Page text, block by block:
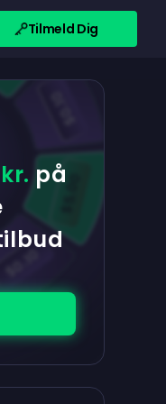
Tilmeld Dig
på
$5.00